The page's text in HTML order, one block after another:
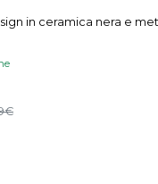
in ceramica nera e